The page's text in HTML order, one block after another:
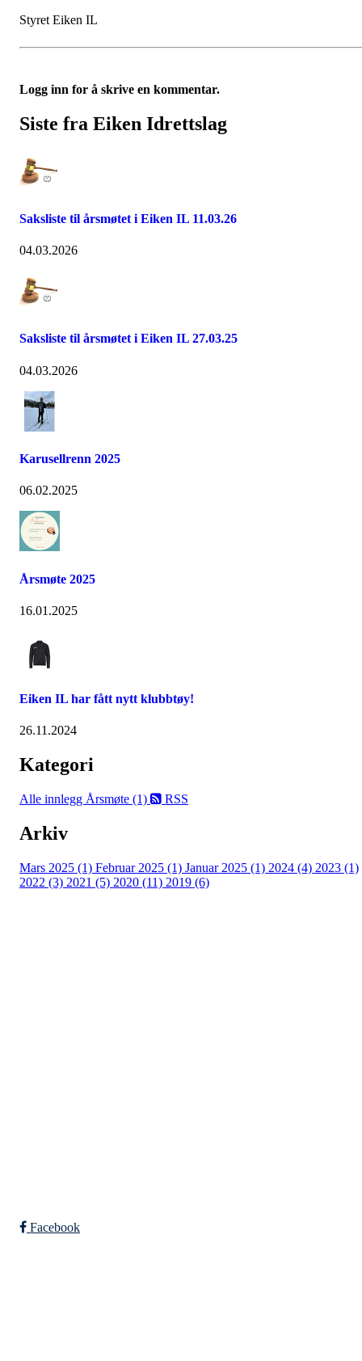
Styret Eiken IL
Logg inn for å skrive en kommentar.
Siste fra Eiken Idrettslag
Saksliste til årsmøtet i Eiken IL 11.03.26
04.03.2026
Saksliste til årsmøtet i Eiken IL 27.03.25
04.03.2026
Karusellrenn 2025
06.02.2025
Årsmøte 2025
16.01.2025
Eiken IL har fått nytt klubbtøy!
26.11.2024
Kategori
Alle innlegg Årsmøte (1) RSS
Arkiv
Mars 2025 (1) Februar 2025 (1) Januar 2025 (1) 2024 (4) 2023 (1)
2022 (3) 2021 (5) 2020 (11) 2019 (6)
Facebook